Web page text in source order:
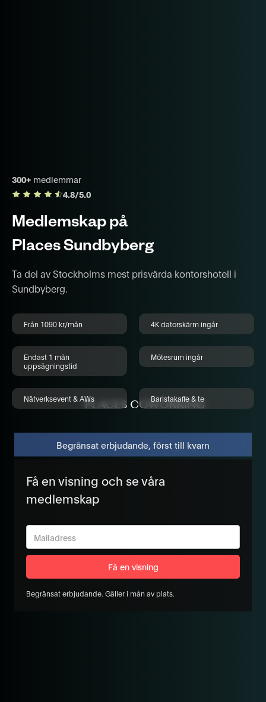
300+ medlemmar
4.8/5.0
Medlemskap på
Places Sundbyberg
Ta del av Stockholms mest prisvärda kontorshotell i
Sundbyberg.
Från 1090 kr/mån 4K datorskärm ingår
Endast 1 mån
uppsägningstid
Mötesrum ingår
Nätverksevent & AWs Baristakaffe & te
Begränsat erbjudande, först till kvarn
Få en visning och se våra
medlemskap
Begränsat erbjudande. Gäller i mån av plats.